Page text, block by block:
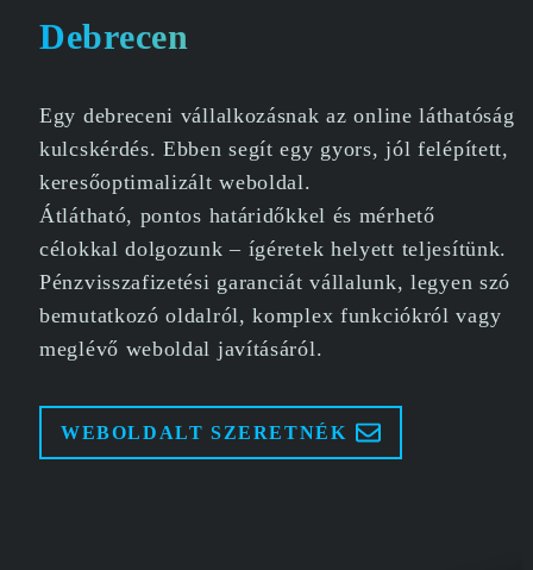
Debrecen
Egy debreceni vállalkozásnak az online láthatóság
kulcskérdés. Ebben segít egy gyors, jól felépített,
keresőoptimalizált weboldal.
Átlátható, pontos határidőkkel és mérhető
célokkal dolgozunk – ígéretek helyett teljesítünk.
Pénzvisszafizetési garanciát vállalunk, legyen szó
bemutatkozó oldalról, komplex funkciókról vagy
meglévő weboldal javításáról.
WEBOLDALT SZERETNÉK